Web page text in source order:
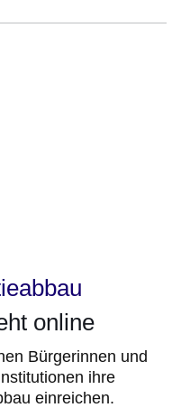
online
Bürgerinnen und
ihre
einreichen.